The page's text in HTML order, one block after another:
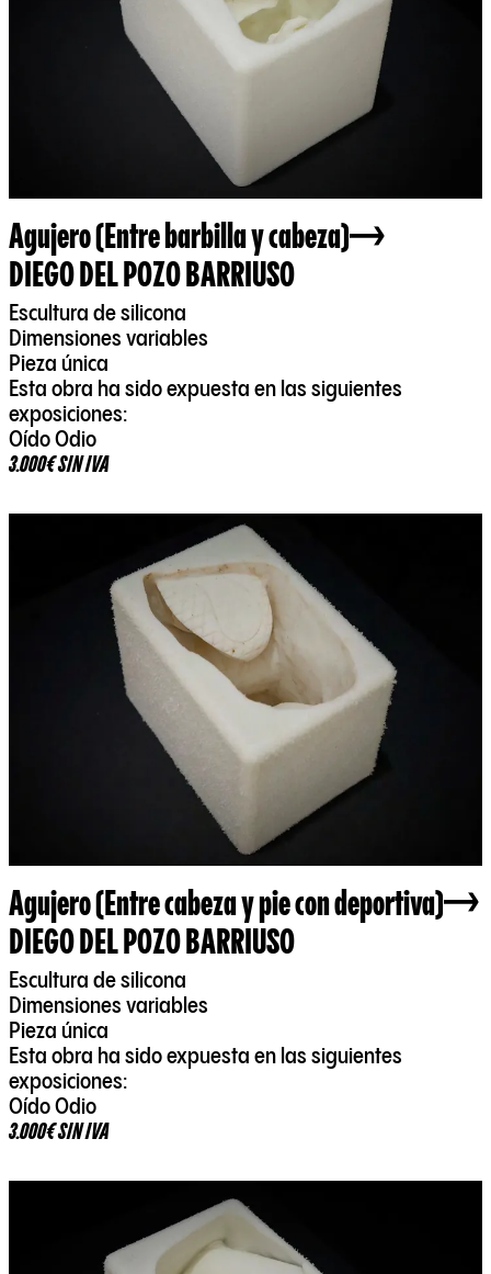
Agujero (Entre barbilla y cabeza)
DIEGO DEL POZO BARRIUSO
Escultura de silicona
Dimensiones variables
Pieza única
Esta obra ha sido expuesta en las siguientes
exposiciones:
Oído Odio
3.000€ SIN IVA
Agujero (Entre cabeza y pie con deportiva)
DIEGO DEL POZO BARRIUSO
Escultura de silicona
Dimensiones variables
Pieza única
Esta obra ha sido expuesta en las siguientes
exposiciones:
Oído Odio
3.000€ SIN IVA